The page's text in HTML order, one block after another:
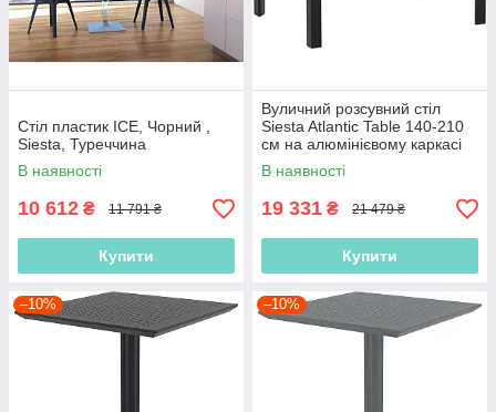
Стіл пластик ICE, Чорний ,
Siesta, Туреччина
В наявності
10 612 ₴ 11 791 ₴
Купити
Вуличний розсувний стіл
Siesta Atlantic Table 140-210
см на алюмінієвому каркасі
для терас та HoReCa
В наявності
19 331 ₴ 21 479 ₴
Купити
–10% –10%